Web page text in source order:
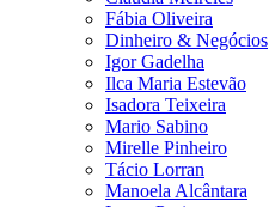
Fábia Oliveira
Dinheiro & Negócios
Igor Gadelha
Ilca Maria Estevão
Isadora Teixeira
Mario Sabino
Mirelle Pinheiro
Tácio Lorran
Manoela Alcântara